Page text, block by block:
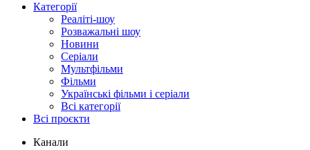
Категорії
Реаліті-шоу
Розважальні шоу
Новини
Серіали
Мультфільми
Фільми
Українські фільми і серіали
Всі категорії
Всі проєкти
Канали